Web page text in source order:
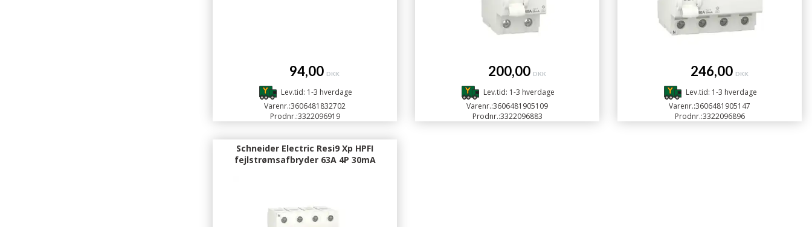
94,00 DKK
Lev.tid: 1-3 hverdage
Varenr.:3606481832702
Prodnr.:3322096919
200,00 DKK
Lev.tid: 1-3 hverdage
Varenr.:3606481905109
Prodnr.:3322096883
246,00 DKK
Lev.tid: 1-3 hverdage
Varenr.:3606481905147
Prodnr.:3322096896
Schneider Electric Resi9 Xp HPFI
fejlstrømsafbryder 63A 4P 30mA